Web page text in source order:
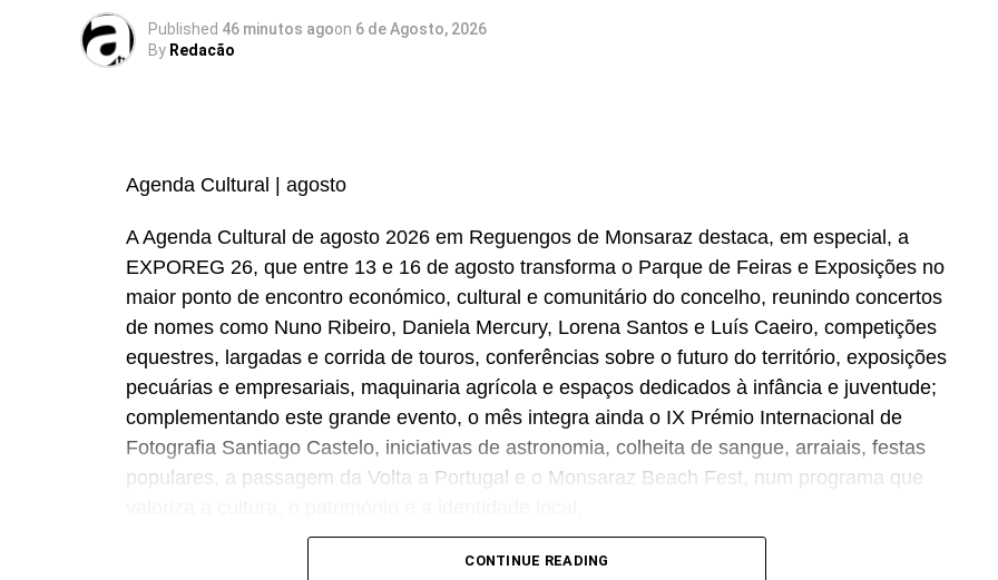
Published 46 minutos agoon 6 de Agosto, 2026
By Redacão
Agenda Cultural | agosto
A Agenda Cultural de agosto 2026 em Reguengos de Monsaraz destaca, em especial, a
EXPOREG 26, que entre 13 e 16 de agosto transforma o Parque de Feiras e Exposições no
maior ponto de encontro económico, cultural e comunitário do concelho, reunindo concertos
de nomes como Nuno Ribeiro, Daniela Mercury, Lorena Santos e Luís Caeiro, competições
equestres, largadas e corrida de touros, conferências sobre o futuro do território, exposições
pecuárias e empresariais, maquinaria agrícola e espaços dedicados à infância e juventude;
complementando este grande evento, o mês integra ainda o IX Prémio Internacional de
Fotografia Santiago Castelo, iniciativas de astronomia, colheita de sangue, arraiais, festas
populares, a passagem da Volta a Portugal e o Monsaraz Beach Fest, num programa que
Consulte toda a programação em https://bit.ly/4xrRnBD
CONTINUE READING